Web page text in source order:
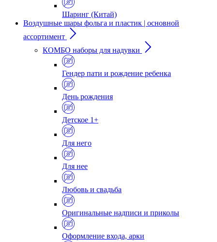
Шаринг (Китай)
Воздушные шары фольга и пластик | основной
ассортимент
КОМБО наборы для надувки
Гендер пати и рождение ребенка
День рождения
Детское 1+
Для него
Для нее
Любовь и свадьба
Оригинальные надписи и приколы
Оформление входа, арки